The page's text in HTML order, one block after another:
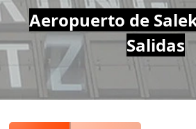
Air
Traffic
Live
Aeropuerto de
Salidas